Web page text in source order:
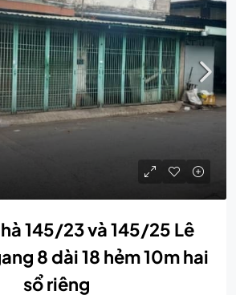
145/23 và 145/25 Lê
8 dài 18 hẻm 10m hai
sổ riêng